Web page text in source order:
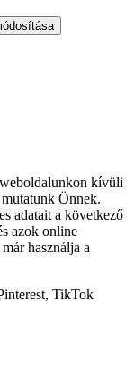
kívüli
Önnek.
adatait a következő
azok online
használja a
TikTok